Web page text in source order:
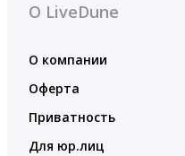
О LiveDune
О компании
Оферта
Приватность
Для юр.лиц